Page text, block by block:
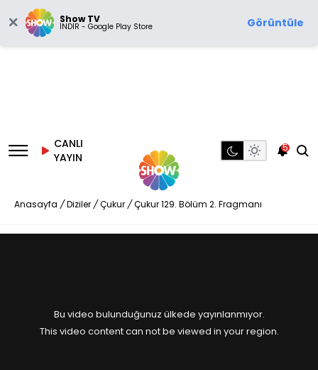
Show TV
İNDİR - Google Play Store Görüntüle
CANLI
YAYIN
5
Anasayfa / Diziler / Çukur / Çukur 129. Bölüm 2. Fragmanı
Bu video bulunduğunuz ülkede yayınlanmıyor.
This video content can not be viewed in your region.